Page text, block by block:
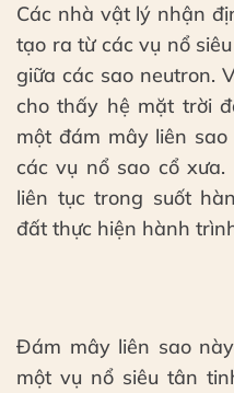
Các nhà vật lý nhận
tạo ra từ các vụ nổ
giữa các sao neutron.
cho thấy hệ mặt trời
một đám mây liên
các vụ nổ sao cổ
liên tục trong suốt
đất thực hiện hành
Đám mây liên sao
một vụ nổ siêu tân